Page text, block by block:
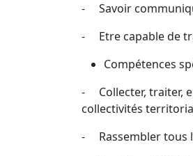
- Savoir
- Etre capable de
Compétences
- Collecter, traiter,
collectivités
- Rassembler tous